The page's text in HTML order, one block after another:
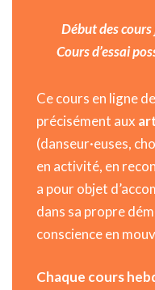
Début des
Cours d’essai
Ce cours en ligne
précisément aux
(danseur·euses,
en activité, en
a pour objet
dans sa propre
conscience en
Chaque cours